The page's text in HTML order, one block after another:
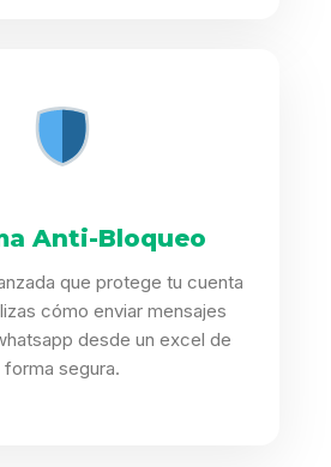
Anti-Bloqueo
que protege tu cuenta
cómo enviar mensajes
desde un excel de
forma segura.